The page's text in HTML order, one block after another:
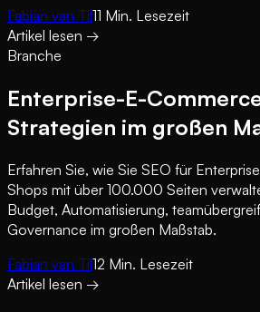
Fabian van Til11 Min. Lesezeit
Artikel lesen →
Branche
Enterprise-E-
Strategien im großen
Erfahren Sie, wie Sie SEO für
Shops mit über 100.000 Seiten
Budget, Automatisierung,
Governance im großen Maßstab.
Fabian van Til12 Min. Lesezeit
Artikel lesen →